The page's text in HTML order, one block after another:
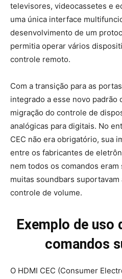
televisores, videocassetes e
uma única interface
desenvolvimento de um
permitia operar vários
controle remoto.
Com a transição para as
integrado a esse novo padrão
migração do controle de
analógicas para digitais. No
CEC não era obrigatório, sua
entre os fabricantes de
nem todos os comandos
muitas soundbars
controle de volume.
Exemplo de uso
comandos
O HDMI CEC (Consumer